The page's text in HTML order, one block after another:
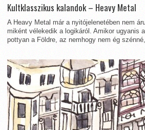
Kultklasszikus kalandok – Heavy Metal
A Heavy Metal már a nyitójelenetében nem
miként vélekedik a logikáról. Amikor ugyanis
pottyan a Földre, az nemhogy nem ég szénné,